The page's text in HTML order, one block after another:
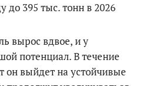
до 395 тыс. тонн в 2026
вырос вдвое, и у
потенциал. В течение
он выйдет на устойчивые